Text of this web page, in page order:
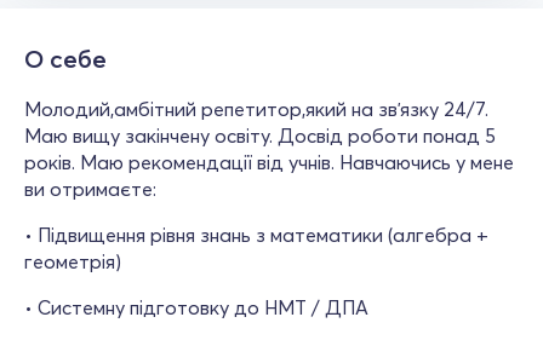
О себе
Молодий,амбітний репетитор,який на звʼязку 24/7.
Маю вищу закінчену освіту. Досвід роботи понад 5
років. Маю рекомендації від учнів. Навчаючись у мене
ви отримаєте:
• Підвищення рівня знань з математики (алгебра +
геометрія)
• Системну підготовку до НМТ / ДПА